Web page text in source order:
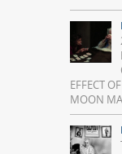
EFFECT
MOON